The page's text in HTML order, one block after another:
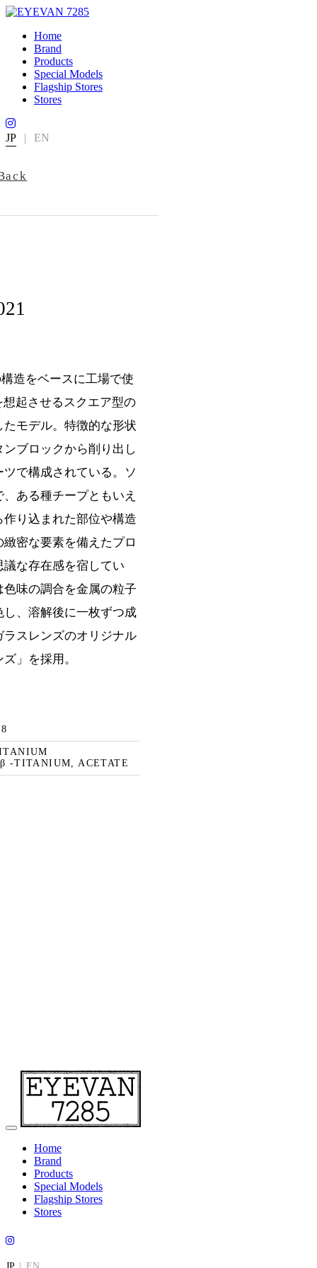
Home
Brand
Products
Special Models
Flagship Stores
Stores
JP | EN
造をベースに工場で使
起させるスクエア型の
モデル。特徴的な形状
ブロックから削り出し
で構成されている。ソ
ある種チープともいえ
り込まれた部位や構造
密な要素を備えたプロ
な存在感を宿してい
味の調合を金属の粒子
、溶解後に一枚ずつ成
スレンズのオリジナル
」を採用。
-TITANIUM, ACETATE
Home
Brand
Products
Special Models
Flagship Stores
Stores